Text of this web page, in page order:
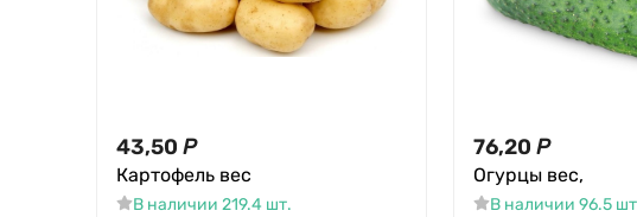
43,50 Р
Картофель вес
В наличии 219.4 шт.
76,20 Р
Огурцы вес,
В наличии 96.5